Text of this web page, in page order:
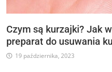
Czym są kurzajki? Jak
preparat do usuwania
19 października, 2023